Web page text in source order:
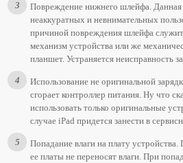
Повреждение нижнего шлейфа. Данная
неаккуратных и невнимательных
причиной повреждения шлейфа служит
механизм устройства или же
планшет. Устраняется неисправность
Использование не оригинальной
сгорает контроллер питания. Ну что
использовать только оригинальные
случае iPad придется занести в
Попадание влаги на плату
ее платы не переносят влаги. При